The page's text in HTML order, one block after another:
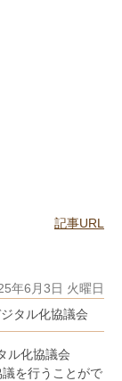
記事URL
年6月3日 火曜日
タル化協議会
ル化協議会
を行うことがで